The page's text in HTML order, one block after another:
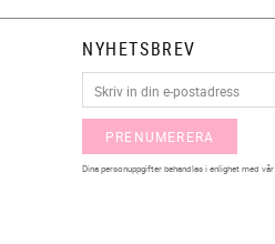
NYHETSBREV
PRENUMERERA
Dina personuppgifter behandlas i enlighet med vår